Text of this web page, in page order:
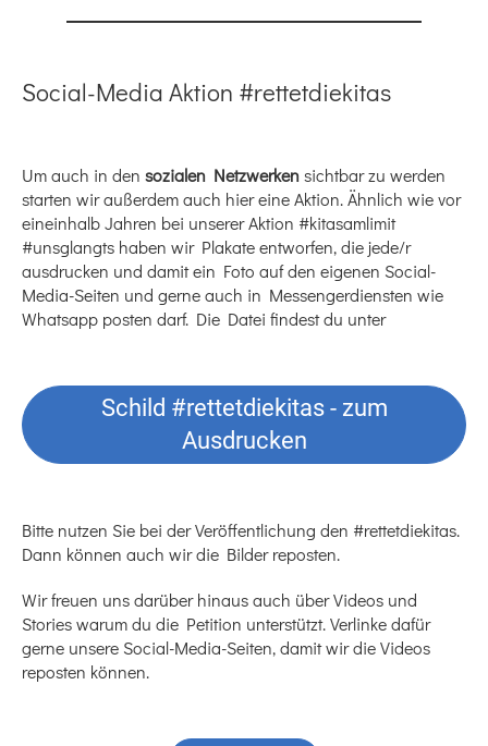
Social-Media Aktion #rettetdiekitas
Um auch in den sozialen Netzwerkensichtbar zu werden
starten wir außerdem auch hier eine Aktion. Ähnlich wie vor
eineinhalb Jahren bei unserer Aktion #kitasamlimit
#unsglangts haben wir Plakate entworfen, die jede/r
ausdrucken und damit ein Foto auf den eigenen Social-
Media-Seiten und gerne auch in Messengerdiensten wie
Whatsapp posten darf. Die Datei findest du unter
Schild #rettetdiekitas - zum
Ausdrucken
Bitte nutzen Sie bei der Veröffentlichung den #rettetdiekitas.
Dann können auch wir die Bilder reposten.
Wir freuen uns darüber hinaus auch über Videos und
Stories warum du die Petition unterstützt. Verlinke dafür
gerne unsere Social-Media-Seiten, damit wir die Videos
reposten können.